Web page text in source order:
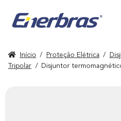
Início / Proteção Elétrica /
Tripolar / Disjuntor